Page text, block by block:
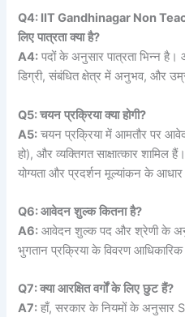
Q4: IIT Gandhinagar Non
लिए पात्रता क्या है?
A4: पदों के अनुसार पात्रता भिन्न है।
डिग्री, संबंधित क्षेत्र में अनुभव, और उम्र
Q5:चयन प्रक्रिया क्या होगी?
A5: चयन प्रक्रिया में आमतौर पर
हो), और व्यक्तिगत साक्षात्कार शामिल
योग्यता और प्रदर्शन मूल्यांकन के आधार
Q6:आवेदन शुल्क कितना है?
A6: आवेदन शुल्क पद और श्रेणी के
भुगतान प्रक्रिया के विवरण आधिकारिक
Q7:क्या आरक्षित वर्गों के लिए छुट हैं?
A7: हाँ, सरकार के नियमों के अनुसार